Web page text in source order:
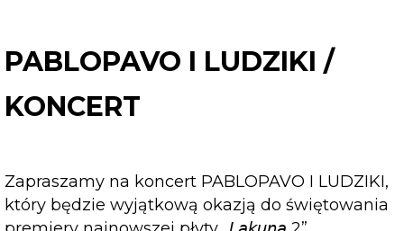
LUDZIKI
/
PABLOPAVO I LUDZIKI /
KONCERT
Zapraszamy na koncert PABLOPAVO I LUDZIKI,
który będzie wyjątkową okazją do świętowania